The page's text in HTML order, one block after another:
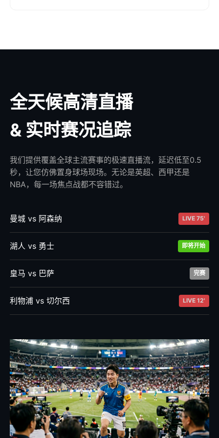
全天候高清直播
& 实时赛况追踪
我们提供覆盖全球主流赛事的极速直播流，延迟低至0.5
秒，让您仿佛置身球场现场。无论是英超、西甲还是
NBA，每一场焦点战都不容错过。
曼城 vs 阿森纳 LIVE 75'
湖人 vs 勇士 即将开始
皇马 vs 巴萨 完赛
利物浦 vs 切尔西 LIVE 12'